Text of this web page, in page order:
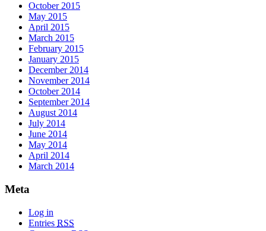
October 2015
May 2015
April 2015
March 2015
February 2015
January 2015
December 2014
November 2014
October 2014
September 2014
August 2014
July 2014
June 2014
May 2014
April 2014
March 2014
Meta
Log in
Entries RSS